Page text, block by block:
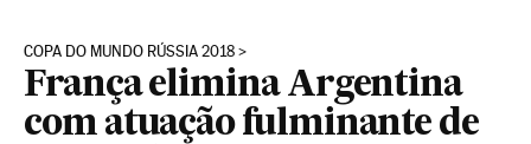
COPA DO MUNDO RÚSSIA 2018
França elimina Argentina
com atuação fulminante de